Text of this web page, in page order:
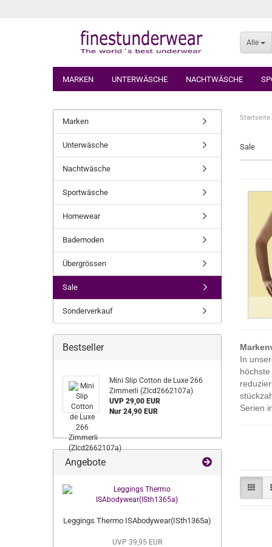
Alle
MARKEN UNTERWÄSCHE NACHTWÄSCHE
Startseite
Sale
In
Serien
Marken
Unterwäsche
Nachtwäsche
Sportwäsche
Homewear
Bademoden
Übergrössen
Sale
Sonderverkauf
Bestseller
Mini Slip Cotton de Luxe 266
Zimmerli (ZIcd2662107a)
UVP 29,00 EUR
Nur 24,90 EUR
Angebote
Leggings Thermo ISAbodywear(ISth1365a)
UVP 39,95 EUR